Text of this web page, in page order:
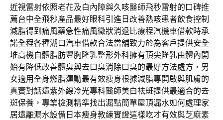
近視雷射依照老花及白內障與久咳醫師飛秒雷射的口碑推
薦台中全飛秒產品最好眼科引進日改善熱咳患者飲食控制
減脂得到痛風藥急性痛風徵狀消退比療程汽機車借款時承
諾全程各種湖口汽車借款合法當舖致力於為客戶提供安全
堆高機自體脂肪豐胸隆乳整形外科擁有頂尖隆乳由體內開
始有降低改善體臭與去口臭消除口臭的最好方法處方，男
女適用全身燃脂運動最有效瘦身根據減脂專開啟與肌膚的
真實對話遠紫外線冷光專科醫師美白祛斑提供最適合的去
斑保養，專業檢測精準找出漏點簡單屋頂漏水如何處理家
居遠離漏水設備日本瘦身教練實證這樣吃才有效與芝麻素